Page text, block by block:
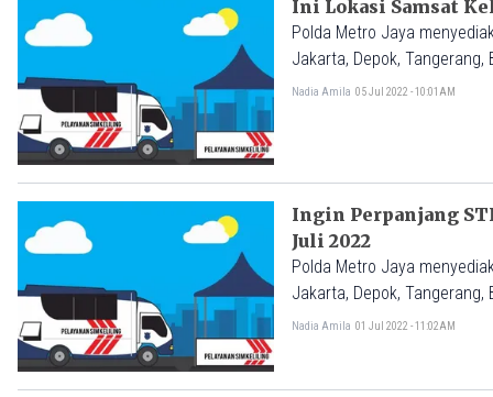
Ini Lokasi Samsat
Polda Metro Jaya
Jakarta, Depok,
Nadia Amila 05 Jul 2022 - 10:01AM
Ingin Perpanjang
Juli 2022
Polda Metro Jaya
Jakarta, Depok,
Nadia Amila 01 Jul 2022 - 11:02AM